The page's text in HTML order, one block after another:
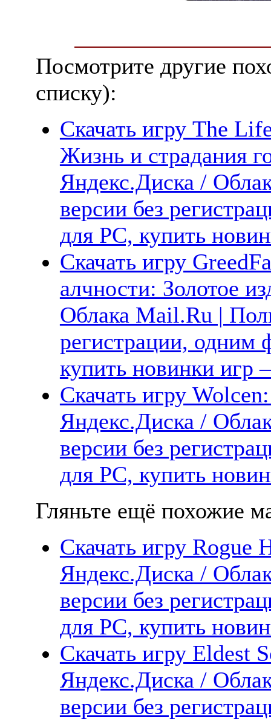
Посмотрите другие
списку):
Скачать игру The
Жизнь и страдания
Яндекс.Диска /
версии без
для PC, купить
Скачать игру
алчности: Золотое
Облака Mail.Ru |
регистрации, одним
купить новинки
Скачать игру
Яндекс.Диска /
версии без
для PC, купить
Гляньте ещё похожие
Скачать игру Rogue
Яндекс.Диска /
версии без
для PC, купить
Скачать игру Eldest
Яндекс.Диска /
версии без